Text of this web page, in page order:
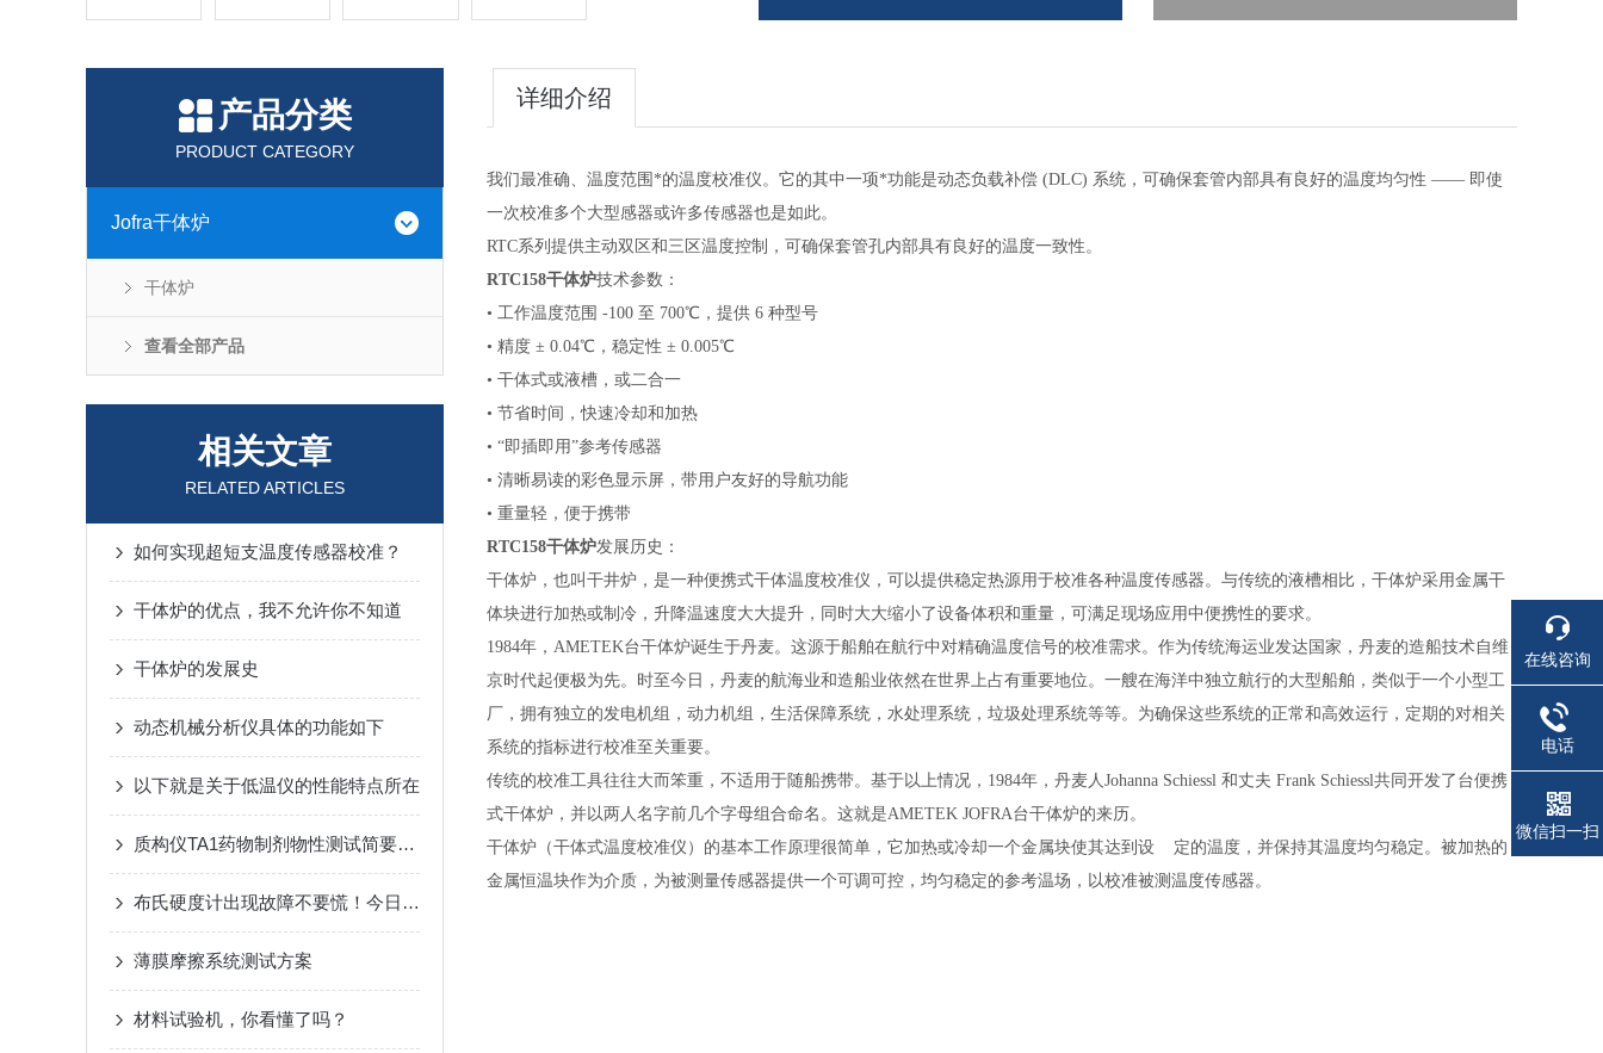
产品分类
PRODUCT CATEGORY
Jofra干体炉
干体炉
查看全部产品
相关文章
RELATED ARTICLES
如何实现超短支温度传感器校准？
干体炉的优点，我不允许你不知道
干体炉的发展史
动态机械分析仪具体的功能如下
以下就是关于低温仪的性能特点所在
质构仪TA1药物制剂物性测试简要分析
布氏硬度计出现故障不要慌！今日教你如何排除！
薄膜摩擦系统测试方案
材料试验机，你看懂了吗？
详细介绍
我们最准确、温度范围*的温度校准仪。它的其中一项*功能是动态负载补偿 (DLC) 系统，可确保套管内部具有良好的温度均匀性 —— 即使
一次校准多个大型感器或许多传感器也是如此。
RTC系列提供主动双区和三区温度控制，可确保套管孔内部具有良好的温度一致性。
RTC158干体炉技术参数：
• 工作温度范围 -100 至 700℃，提供 6 种型号
• 精度 ± 0.04℃，稳定性 ± 0.005℃
• 干体式或液槽，或二合一
• 节省时间，快速冷却和加热
• “即插即用”参考传感器
• 清晰易读的彩色显示屏，带用户友好的导航功能
• 重量轻，便于携带
RTC158干体炉发展历史：
干体炉，也叫干井炉，是一种便携式干体温度校准仪，可以提供稳定热源用于校准各种温度传感器。与传统的液槽相比，干体炉采用金属干
体块进行加热或制冷，升降温速度大大提升，同时大大缩小了设备体积和重量，可满足现场应用中便携性的要求。
1984年，AMETEK台干体炉诞生于丹麦。这源于船舶在航行中对精确温度信号的校准需求。作为传统海运业发达国家，丹麦的造船技术自维
京时代起便极为先。时至今日，丹麦的航海业和造船业依然在世界上占有重要地位。一艘在海洋中独立航行的大型船舶，类似于一个小型工
厂，拥有独立的发电机组，动力机组，生活保障系统，水处理系统，垃圾处理系统等等。为确保这些系统的正常和高效运行，定期的对相关
系统的指标进行校准至关重要。
传统的校准工具往往大而笨重，不适用于随船携带。基于以上情况，1984年，丹麦人Johanna Schiessl 和丈夫 Frank Schiessl共同开发了台便携
式干体炉，并以两人名字前几个字母组合命名。这就是AMETEK JOFRA台干体炉的来历。
干体炉（干体式温度校准仪）的基本工作原理很简单，它加热或冷却一个金属块使其达到设 定的温度，并保持其温度均匀稳定。被加热的
金属恒温块作为介质，为被测量传感器提供一个可调可控，均匀稳定的参考温场，以校准被测温度传感器。
在线咨询
电话
微信扫一扫